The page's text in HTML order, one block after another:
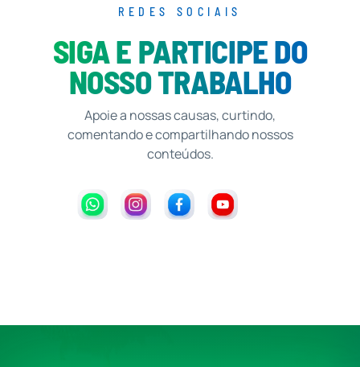
REDES SOCIAIS
SIGA E PARTICIPE DO
NOSSO TRABALHO
Apoie a nossas causas, curtindo,
comentando e compartilhando nossos
conteúdos.